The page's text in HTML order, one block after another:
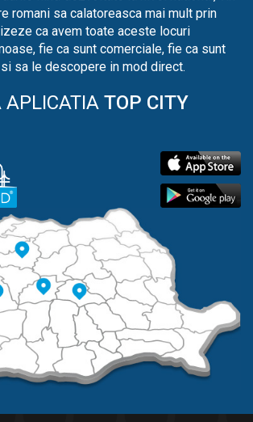
romani sa calatoreasca mai mult prin
ca avem toate aceste locuri
fie ca sunt comerciale, fie ca sunt
sa le descopere in mod direct.
APLICATIA TOP CITY